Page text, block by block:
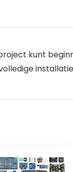
kunt